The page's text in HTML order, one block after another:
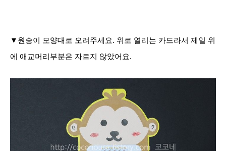
▼원숭이 모양대로 오려주세요. 위로 열리는 카드라서 제일 위
에 애교머리부분은 자르지 않았어요.